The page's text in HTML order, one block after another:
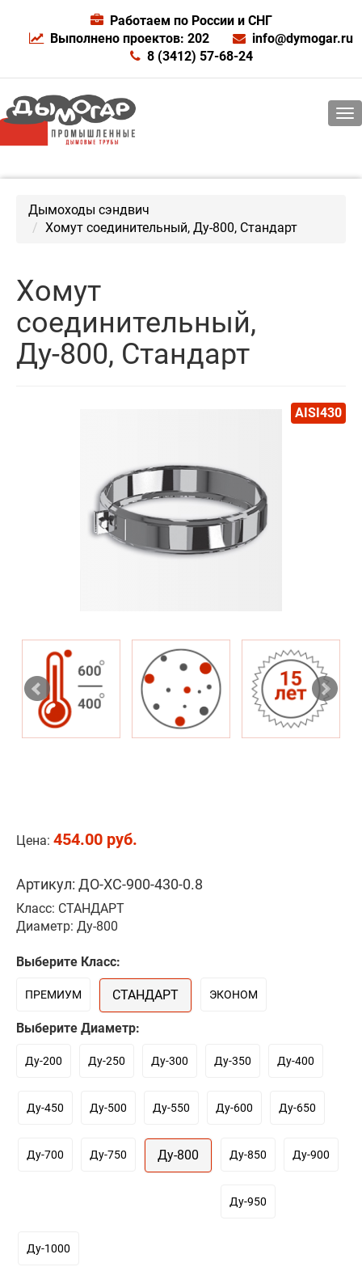
Работаем по России и СНГ
Выполнено проектов: 202
info@dymogar.ru
8 (3412) 57-68-24
Дымоходы сэндвич
Хомут соединительный, Ду-800, Стандарт
Хомут
соединительный,
Ду-800, Стандарт
AISI430
Цена: 454.00 руб.
Артикул: ДО-ХС-900-430-0.8
Класс: СТАНДАРТ
Диаметр: Ду-800
Выберите Класс:
ПРЕМИУМ СТАНДАРТ ЭКОНОМ
Выберите Диаметр:
Ду-200 Ду-250 Ду-300 Ду-350 Ду-400
Ду-450 Ду-500 Ду-550 Ду-600 Ду-650
Ду-700 Ду-750 Ду-800 Ду-850 Ду-900
Ду-950
Ду-1000